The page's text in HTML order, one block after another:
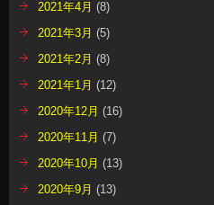
2021年4月 (8)
2021年3月 (5)
2021年2月 (8)
2021年1月 (12)
2020年12月 (16)
2020年11月 (7)
2020年10月 (13)
2020年9月 (13)